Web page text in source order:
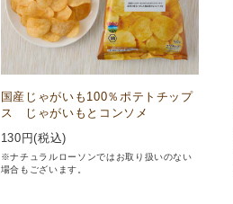
国産じゃがいも100％ポテトチップ
ス じゃがいもとコンソメ
130 円(税込)
※ナチュラルローソンではお取り扱いのない
場合もございます。